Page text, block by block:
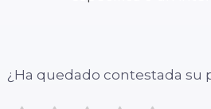
¿Ha quedado contestada su